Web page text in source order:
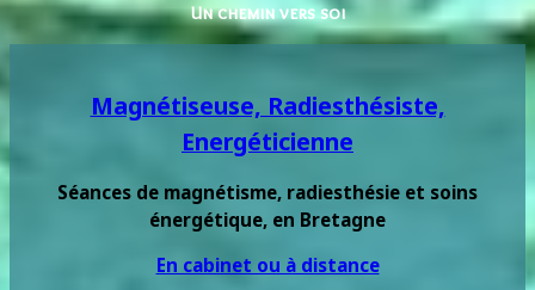
Un chemin vers soi
Magnétiseuse, Radiesthésiste,
Energéticienne
Séances de magnétisme, radiesthésie et soins
énergétique, en Bretagne
En cabinet ou à distance